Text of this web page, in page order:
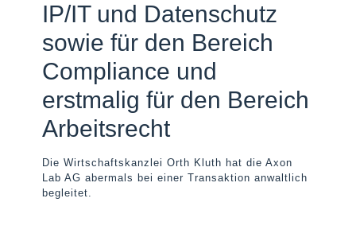
IP/IT und Datenschutz
sowie für den Bereich
Compliance und
erstmalig für den Bereich
Arbeitsrecht
Die Wirtschaftskanzlei Orth Kluth hat die Axon
Lab AG abermals bei einer Transaktion anwaltlich
begleitet.